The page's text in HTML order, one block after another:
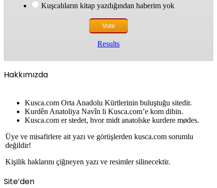
Kuşcalıların kitap yazdığından haberim yok
Results
Hakkımızda
Kusca.com Orta Anadolu Kürtlerinin buluştuğu sitedir.
Kurdên Anatoliya Navîn li Kusca.com’e kom dibin.
Kusca.com er stedet, hvor midt anatolske kurdere mødes.
Üye ve misafirlere ait yazı ve görüşlerden kusca.com sorumlu
değildir!
Kişilik haklarını çiğneyen yazı ve resimler silinecektir.
Site’den